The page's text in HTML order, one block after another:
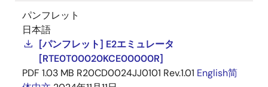
パンフレット
日本語
[パンフレット] E2エミュレータ
[RTE0T00020KCE00000R]
PDF 1.03 MB R20CD0024JJ0101 Rev.1.01 English简